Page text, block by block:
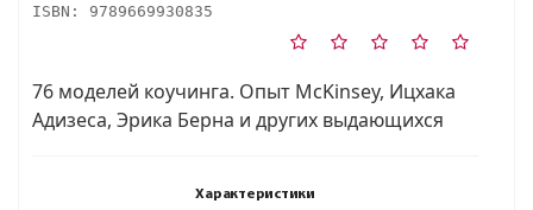
ISBN: 9789669930835
76 моделей коучинга. Опыт McKinsey, Ицхака
Адизеса, Эрика Берна и других выдающихся
Характеристики